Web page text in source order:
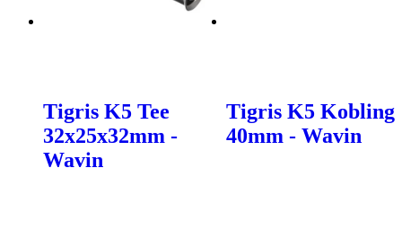
Tigris K5 Tee
32x25x32mm -
Wavin
Tigris K5 Kobling
40mm - Wavin